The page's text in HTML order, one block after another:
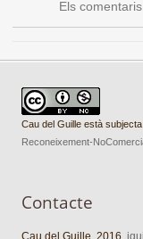
Els
Cau del Guille està
Reconeixement-
Contacte